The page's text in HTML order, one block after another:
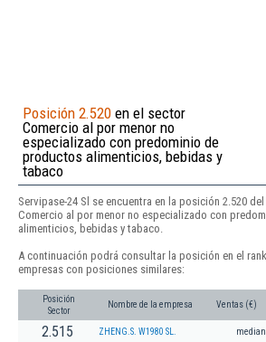
Posición 2.520 en el sector
Comercio al por menor no
especializado con predominio de
productos alimenticios, bebidas y
tabaco
Servipase-24 Sl se encuentra en la posición 2.520
Comercio al por menor no especializado con
alimenticios, bebidas y tabaco.
A continuación podrá consultar la posición en el
empresas con posiciones similares:
Posición
Sector
Nombre de la empresa Ventas (€)
2.515 ZHENG.S. W1980 SL.